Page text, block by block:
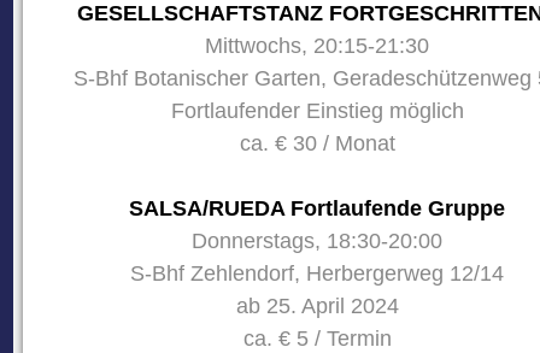
GESELLSCHAFTSTANZ
Mittwochs, 20:15-21:30
S-Bhf Botanischer Garten, Geradeschützenweg
Fortlaufender Einstieg möglich
ca. € 30 / Monat
SALSA/RUEDA Fortlaufende Gruppe
Donnerstags, 18:30-20:00
S-Bhf Zehlendorf, Herbergerweg 12/14
ab 25. April 2024
ca. € 5 / Termin